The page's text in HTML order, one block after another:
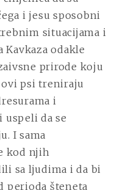
i jesu sposobni
situacijama i
odakle
prirode koju
psi treniraju
i
uspeli da se
I sama
kod njih
sa ljudima i da bi
perioda šteneta